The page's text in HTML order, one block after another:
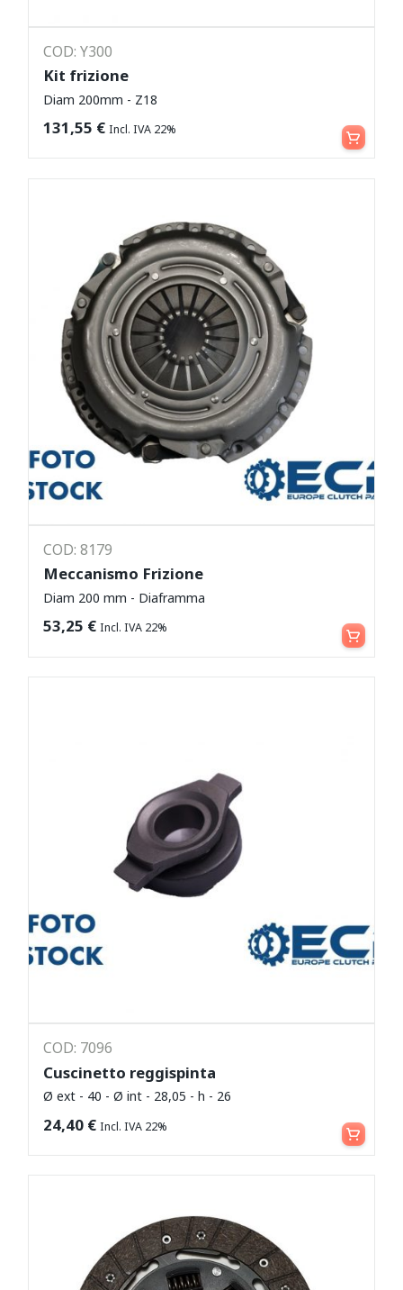
COD: Y300
Kit frizione
Diam 200mm - Z18
131,55 € Incl. IVA 22% Leggi tutto
COD: 8179
Meccanismo Frizione
Diam 200 mm - Diaframma
53,25 € Incl. IVA 22% Leggi tutto
COD: 7096
Cuscinetto reggispinta
Ø ext - 40 - Ø int - 28,05 - h - 26
24,40 € Incl. IVA 22% Leggi tutto